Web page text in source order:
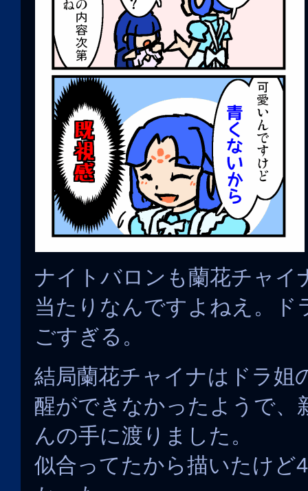
ナイトバロンも蘭花チャイ
当たりなんですよねえ。ド
ごすぎる。
結局蘭花チャイナはドラ姐
醒ができなかったようで、
んの手に渡りました。
似合ってたから描いたけど